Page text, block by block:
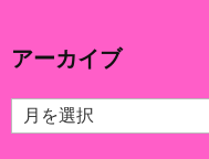
ー
アーカイブ
ア
ー